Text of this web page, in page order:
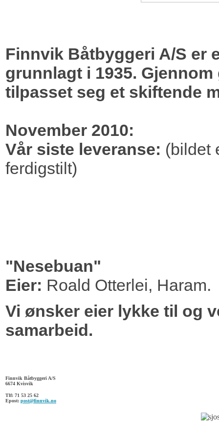
Finnvik Båtbyggeri A/S er
grunnlagt i 1935.
tilpasset seg et skiftende
November 2010:
Vår siste leveranse: (bildet
ferdigstilt)
"Nesebuan"
Eier: Roald Otterlei, Haram.
Vi ønsker eier lykke til og
samarbeid.
Finnvik Båtbyggeri A/S
6674 Kvisvik
Tlf: 71 53 25 62
Epost: post@finnvik.no